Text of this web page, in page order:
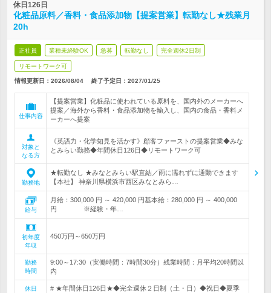
休日126日
化粧品原料／香料・食品添加物【提案営業】転勤なし★残業月
20h
正社員 業種未経験OK 急募 転勤なし 完全週休2日制
リモートワーク可
情報更新日：2026/08/04 終了予定日： 2027/01/25
仕事内容
【提案営業】化粧品に使われている原料を、国内外のメーカーへ
提案／海外から香料・食品添加物を輸入し、国内の食品・香料メ
ーカーへ提案
対象と
なる方
《英語力・化学知見を活かす》顧客ファーストの提案営業◆みな
とみらい勤務◆年間休日126日◆リモートワーク可
勤務地
★転勤なし ★みなとみらい駅直結／雨に濡れずに通勤できます
【本社】 神奈川県横浜市西区みなとみら…
給与
月給：300,000 円 ～ 420,000 円基本給：280,000 円 ～ 400,000
円 ※経験・年…
初年度
年収
450万円～650万円
勤務
時間
9:00～17:30（実働時間：7時間30分）残業時間：月平均20時間以
内
休日
# ★年間休日126日★◆完全週休２日制（土・日）◆祝日◆夏季